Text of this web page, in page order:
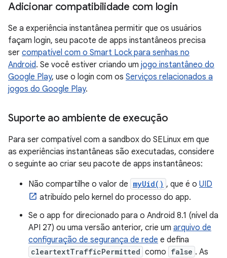
Adicionar compatibilidade com login
Se a experiência instantânea permitir que os usuários
façam login, seu pacote de apps instantâneos precisa
ser compatível com o Smart Lock para senhas no
Android. Se você estiver criando um jogo instantâneo do
Google Play, use o login com os Serviços relacionados a
jogos do Google Play.
Suporte ao ambiente de execução
Para ser compatível com a sandbox do SELinux em que
as experiências instantâneas são executadas, considere
o seguinte ao criar seu pacote de apps instantâneos:
Não compartilhe o valor de myUid() , que é o UID
atribuído pelo kernel do processo do app.
Se o app for direcionado para o Android 8.1 (nível da
API 27) ou uma versão anterior, crie um arquivo de
configuração de segurança de rede e defina
cleartextTrafficPermitted como false . As